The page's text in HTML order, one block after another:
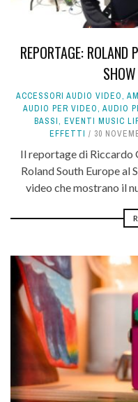
REPORTAGE:
ACCESSORI AUDIO VIDEO,
AUDIO PER VIDEO, AUDIO
BASSI, EVENTI MUSIC
EFFETTI
30
Il reportage di Riccardo
Roland South Europe al
video che mostrano il